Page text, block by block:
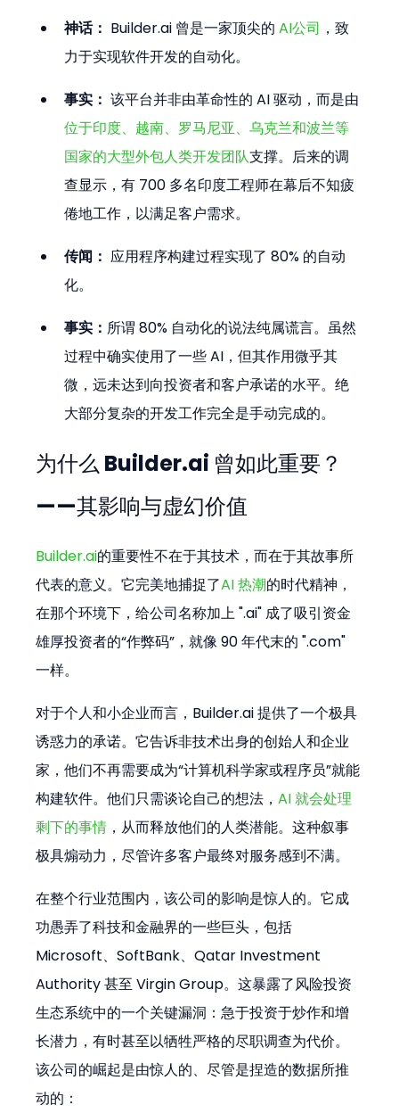
神话： Builder.ai 曾是一家顶尖的 AI公司 ，致
力于实现软件开发的自动化。
事实： 该平台并非由革命性的 AI 驱动，而是由
位于印度、越南、罗马尼亚、乌克兰和波兰等
国家的大型外包人类开发团队支撑。后来的调
查显示，有 700 多名印度工程师在幕后不知疲
倦地工作，以满足客户需求。
传闻： 应用程序构建过程实现了 80% 的自动
化。
事实： 所谓 80% 自动化的说法纯属谎言。虽然
过程中确实使用了一些 AI，但其作用微乎其
微，远未达到向投资者和客户承诺的水平。绝
大部分复杂的开发工作完全是手动完成的。
为什么 Builder.ai 曾如此重要？
——其影响与虚幻价值
Builder.ai的重要性不在于其技术，而在于其故事所
代表的意义。它完美地捕捉了AI 热潮的时代精神，
在那个环境下，给公司名称加上 ".ai" 成了吸引资金
雄厚投资者的“作弊码”，就像 90 年代末的 ".com"
一样。
对于个人和小企业而言，Builder.ai 提供了一个极具
诱惑力的承诺。它告诉非技术出身的创始人和企业
家，他们不再需要成为“计算机科学家或程序员”就能
构建软件。他们只需谈论自己的想法，AI 就会处理
剩下的事情 ，从而释放他们的人类潜能。这种叙事
极具煽动力，尽管许多客户最终对服务感到不满。
在整个行业范围内，该公司的影响是惊人的。它成
功愚弄了科技和金融界的一些巨头，包括
Microsoft、SoftBank、Qatar Investment
Authority 甚至 Virgin Group。这暴露了风险投资
生态系统中的一个关键漏洞：急于投资于炒作和增
长潜力，有时甚至以牺牲严格的尽职调查为代价。
该公司的崛起是由惊人的、尽管是捏造的数据所推
动的：